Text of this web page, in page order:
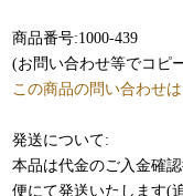
商品番号:1000-439
(お問い合わせ等でコピ
この商品の問い合わせ
発送について:
本品は代金のご入金確
便にて発送いたします(